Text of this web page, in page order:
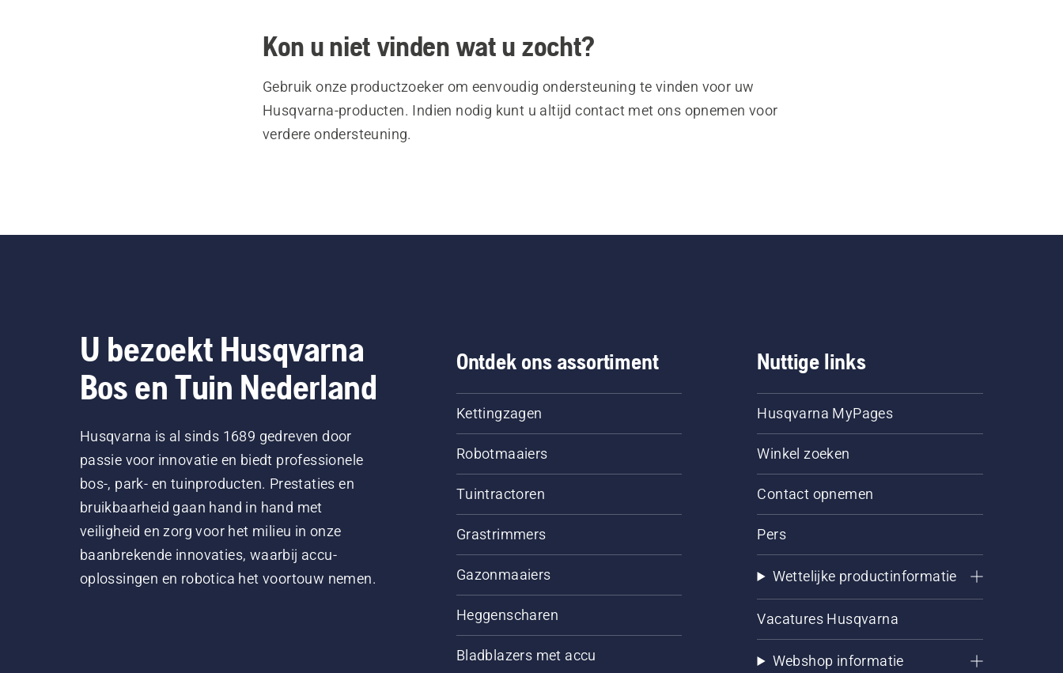
Kon u niet vinden wat u zocht?
Gebruik onze productzoeker om eenvoudig ondersteuning te vinden voor uw
Husqvarna-producten. Indien nodig kunt u altijd contact met ons opnemen voor
verdere ondersteuning.
U bezoekt Husqvarna
Bos en Tuin Nederland
Husqvarna is al sinds 1689 gedreven door
passie voor innovatie en biedt professionele
bos-, park- en tuinproducten. Prestaties en
bruikbaarheid gaan hand in hand met
veiligheid en zorg voor het milieu in onze
baanbrekende innovaties, waarbij accu-
oplossingen en robotica het voortouw nemen.
Ontdek ons assortiment
Kettingzagen
Robotmaaiers
Tuintractoren
Grastrimmers
Gazonmaaiers
Heggenscharen
Bladblazers met accu
Nuttige links
Husqvarna MyPages
Winkel zoeken
Contact opnemen
Pers
Wettelijke productinformatie
Vacatures Husqvarna
Webshop informatie